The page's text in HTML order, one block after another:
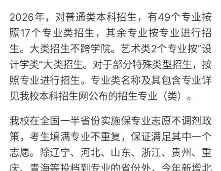
2026年，对普通类本科招生，有49个专业按
照17个专业类招生，其余专业按专业进行招
生。大类招生不跨学院。艺术类2个专业按“设
计学类”大类招生。对于部分特殊类型招生，按
照专业进行招生。专业类名称及其包含专业详
见我校本科招生网公布的招生专业（类）。
我校在全国一半省份实施保专业志愿不调剂政
策，考生填满专业不重复，保证满足其中一个
志愿。除辽宁、河北、山东、浙江、贵州、重
庆、青海等投档到专业的省份外，今年新增北